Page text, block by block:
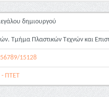
δημιουργού
Τμήμα Πλαστικών Τεχνών και
15128
- ΠΤΕΤ